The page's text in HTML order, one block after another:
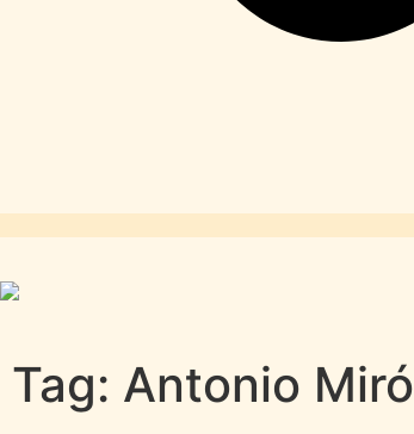
Tag: Antonio Miró